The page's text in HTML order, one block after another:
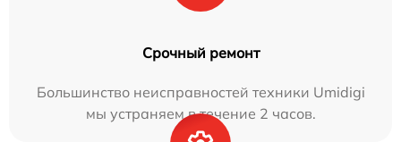
Срочный ремонт
Большинство неисправностей техники Umidigi
мы устраняем в течение 2 часов.